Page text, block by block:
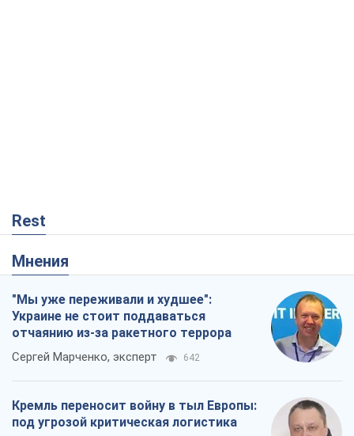
Rest
Мнения
"Мы уже переживали и худшее":
Украине не стоит поддаваться
отчаянию из-за ракетного террора
Сергей Марченко, эксперт 642
Кремль переносит войну в тыл Европы:
под угрозой критическая логистика